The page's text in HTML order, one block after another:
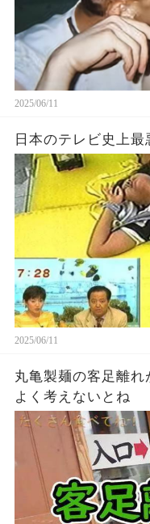
2025/06/11
日本のテレビ史上最
2025/06/11
丸亀製麺の客足離
よく考えないとね